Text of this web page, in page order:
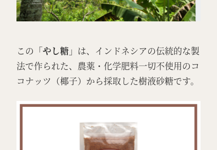
この 「やし糖」 は、インドネシアの伝統的な製
法で作られた、農薬・化学肥料一切不使用のコ
コナッツ（椰子）から採取した樹液砂糖です。